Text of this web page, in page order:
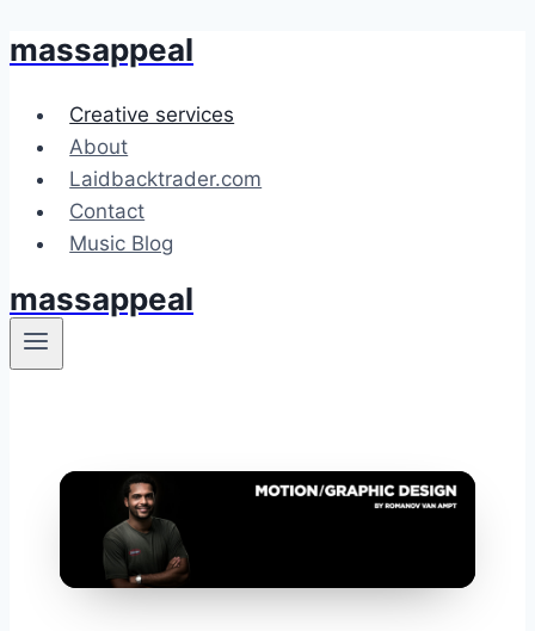
Doorgaan
inhoud
massappeal
Creative services
About
Laidbacktrader.com
Contact
Music Blog
massappeal